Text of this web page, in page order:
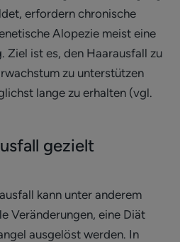
erfordern chronische
Alopezie meist eine
Ziel ist es, den Haarausfall zu
zu unterstützen
lange zu erhalten (vgl.
gezielt
kann unter anderem
Veränderungen, eine Diät
ausgelöst werden. In